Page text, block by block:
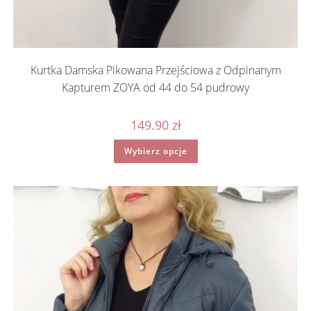
Kurtka Damska Pikowana Przejściowa z Odpinanym
Kapturem ZOYA od 44 do 54 pudrowy
149.90 zł
Wybierz opcje
Ten
ma
Opcje
można
wybrać
na
stronie
produktu